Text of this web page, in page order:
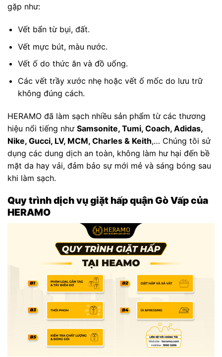
gặp như:
Vết bẩn từ bụi, đất.
Vết mực bút, màu nước.
Vết ố do thức ăn và đồ uống.
Các vết trầy xước nhẹ hoặc vết ố mốc do lưu trữ
không đúng cách.
HERAMO đã làm sạch nhiều sản phẩm từ các thương
hiệu nổi tiếng như Samsonite, Tumi, Coach, Adidas,
Nike, Gucci, LV, MCM, Charles & Keith,… Chúng tôi sử
dụng các dung dịch an toàn, không làm hư hại đến bề
mặt da hay vải, đảm bảo sự mới mẻ và sáng bóng sau
khi làm sạch.
Quy trình dịch vụ giặt hấp quận Gò Vấp của
HERAMO